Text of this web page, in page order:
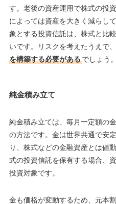
す。老後の資産運用で株式の投
によっては資産を大きく減らし
象とする投資信託は、株式と比
いです。リスクを考えたうえで、
を構築する必要があるでしょう。
純金積み立て
純金積み立ては、毎月一定額の
の方法です。金は世界共通で安
り、株式などの金融資産とは値
式の投資信託を保有する場合、
投資対象です。
金も価格が変動するため、元本